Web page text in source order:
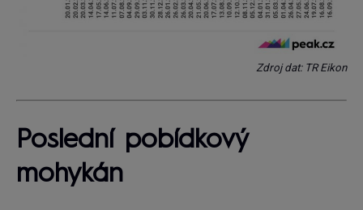
Zdroj dat: TR Eikon
Poslední pobídkový
mohykán